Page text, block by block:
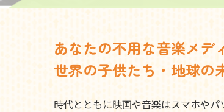
あなたの不用な音楽メデ
世界の子供たち・地球の
時代とともに映画や音楽はスマホや